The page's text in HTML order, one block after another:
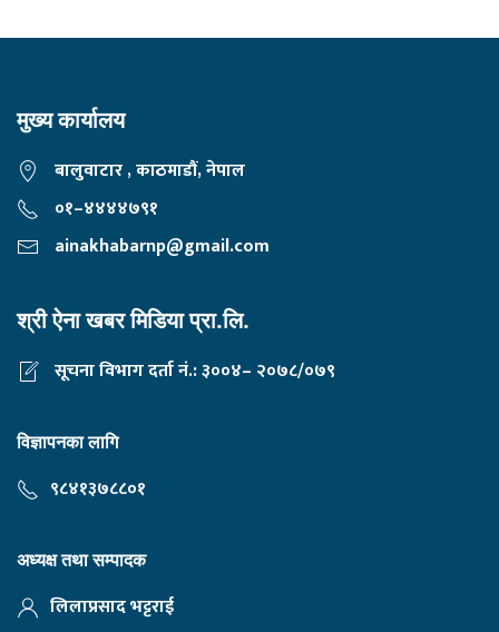
मुख्य कार्यालय
बालुवाटार , काठमाडौं, नेपाल
०१–४४४४७९१
ainakhabarnp@gmail.com
श्री ऐना खबर मिडिया प्रा.लि.
सूचना विभाग दर्ता नं.: ३००४– २०७८/०७९
विज्ञापनका लागि
९८४१३७८८०१
अध्यक्ष तथा सम्पादक
लिलाप्रसाद भट्टराई